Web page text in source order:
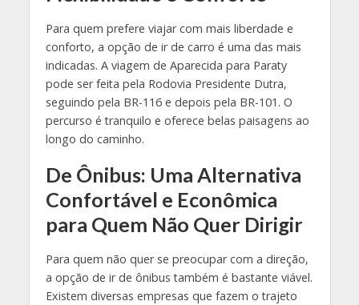
Para quem prefere viajar com mais liberdade e
conforto, a opção de ir de carro é uma das mais
indicadas. A viagem de Aparecida para Paraty
pode ser feita pela Rodovia Presidente Dutra,
seguindo pela BR-116 e depois pela BR-101. O
percurso é tranquilo e oferece belas paisagens ao
longo do caminho.
De Ônibus: Uma Alternativa
Confortável e Econômica
para Quem Não Quer Dirigir
Para quem não quer se preocupar com a direção,
a opção de ir de ônibus também é bastante viável.
Existem diversas empresas que fazem o trajeto